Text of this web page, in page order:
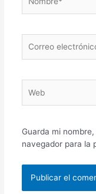
electrónico*
Guarda mi
navegador para la